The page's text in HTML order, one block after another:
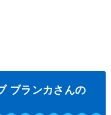
ブランカさんの